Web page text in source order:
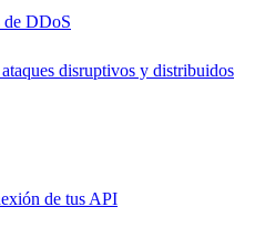
de DDoS
disruptivos y distribuidos
de tus API